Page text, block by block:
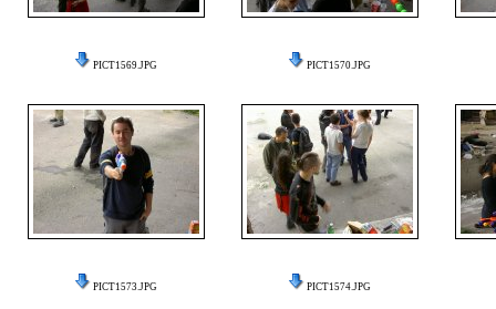
PICT1569.JPG PICT1570.JPG
PICT1573.JPG PICT1574.JPG